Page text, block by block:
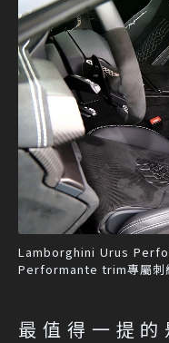
Lamborghini Urus
Performante trim專屬刺
最值得一提的